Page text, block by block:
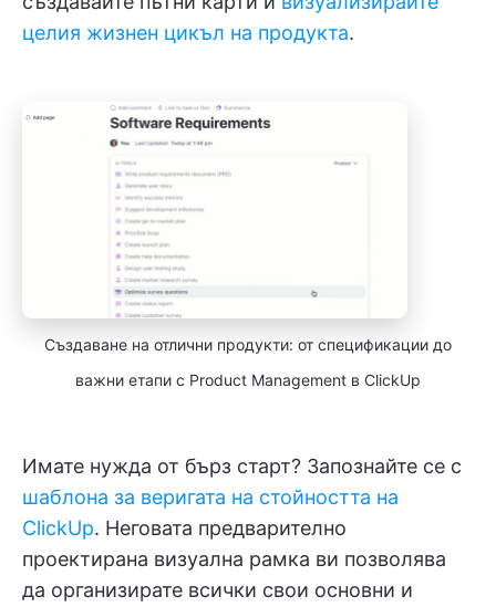
целия жизнен цикъл на продукта.
Създаване на отлични продукти: от спецификации до
важни етапи с Product Management в ClickUp
Имате нужда от бърз старт? Запознайте се с
шаблона за веригата на стойността на
ClickUp. Неговата предварително
проектирана визуална рамка ви позволява
да организирате всички свои основни и